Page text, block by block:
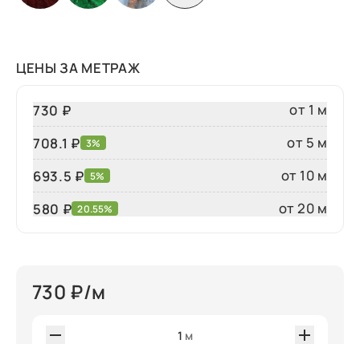
ЦЕНЫ ЗА МЕТРАЖ
730 ₽
от 1 м
708.1 ₽ 3%
от 5 м
693.5 ₽ 5%
от 10 м
580 ₽ 20.55% от 20 м
730 ₽/м
1 м